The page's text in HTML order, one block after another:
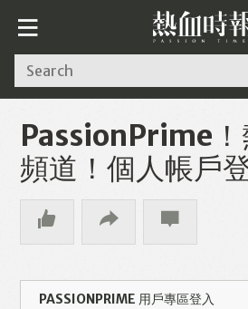
Search
PassionPrime！
頻道！個人帳戶
PASSIONPRIME 用戶專區登入